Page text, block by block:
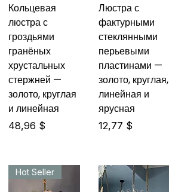
Кольцевая
люстра с
гроздьями
гранёных
хрустальных
стержней —
золото, круглая
и линейная
Цена
48,96 $
Люстра с
фактурными
стеклянными
перьевыми
пластинами —
золото, круглая,
линейная и
ярусная
Цена
12,77 $
Hot Seller